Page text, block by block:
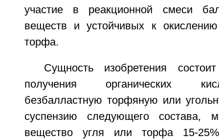
участие в реакционной смеси
веществ и устойчивых к
торфа.
Сущность изобретения
получения органических
безбалластную торфяную или
суспензию следующего состава,
вещество угля или торфа 15-